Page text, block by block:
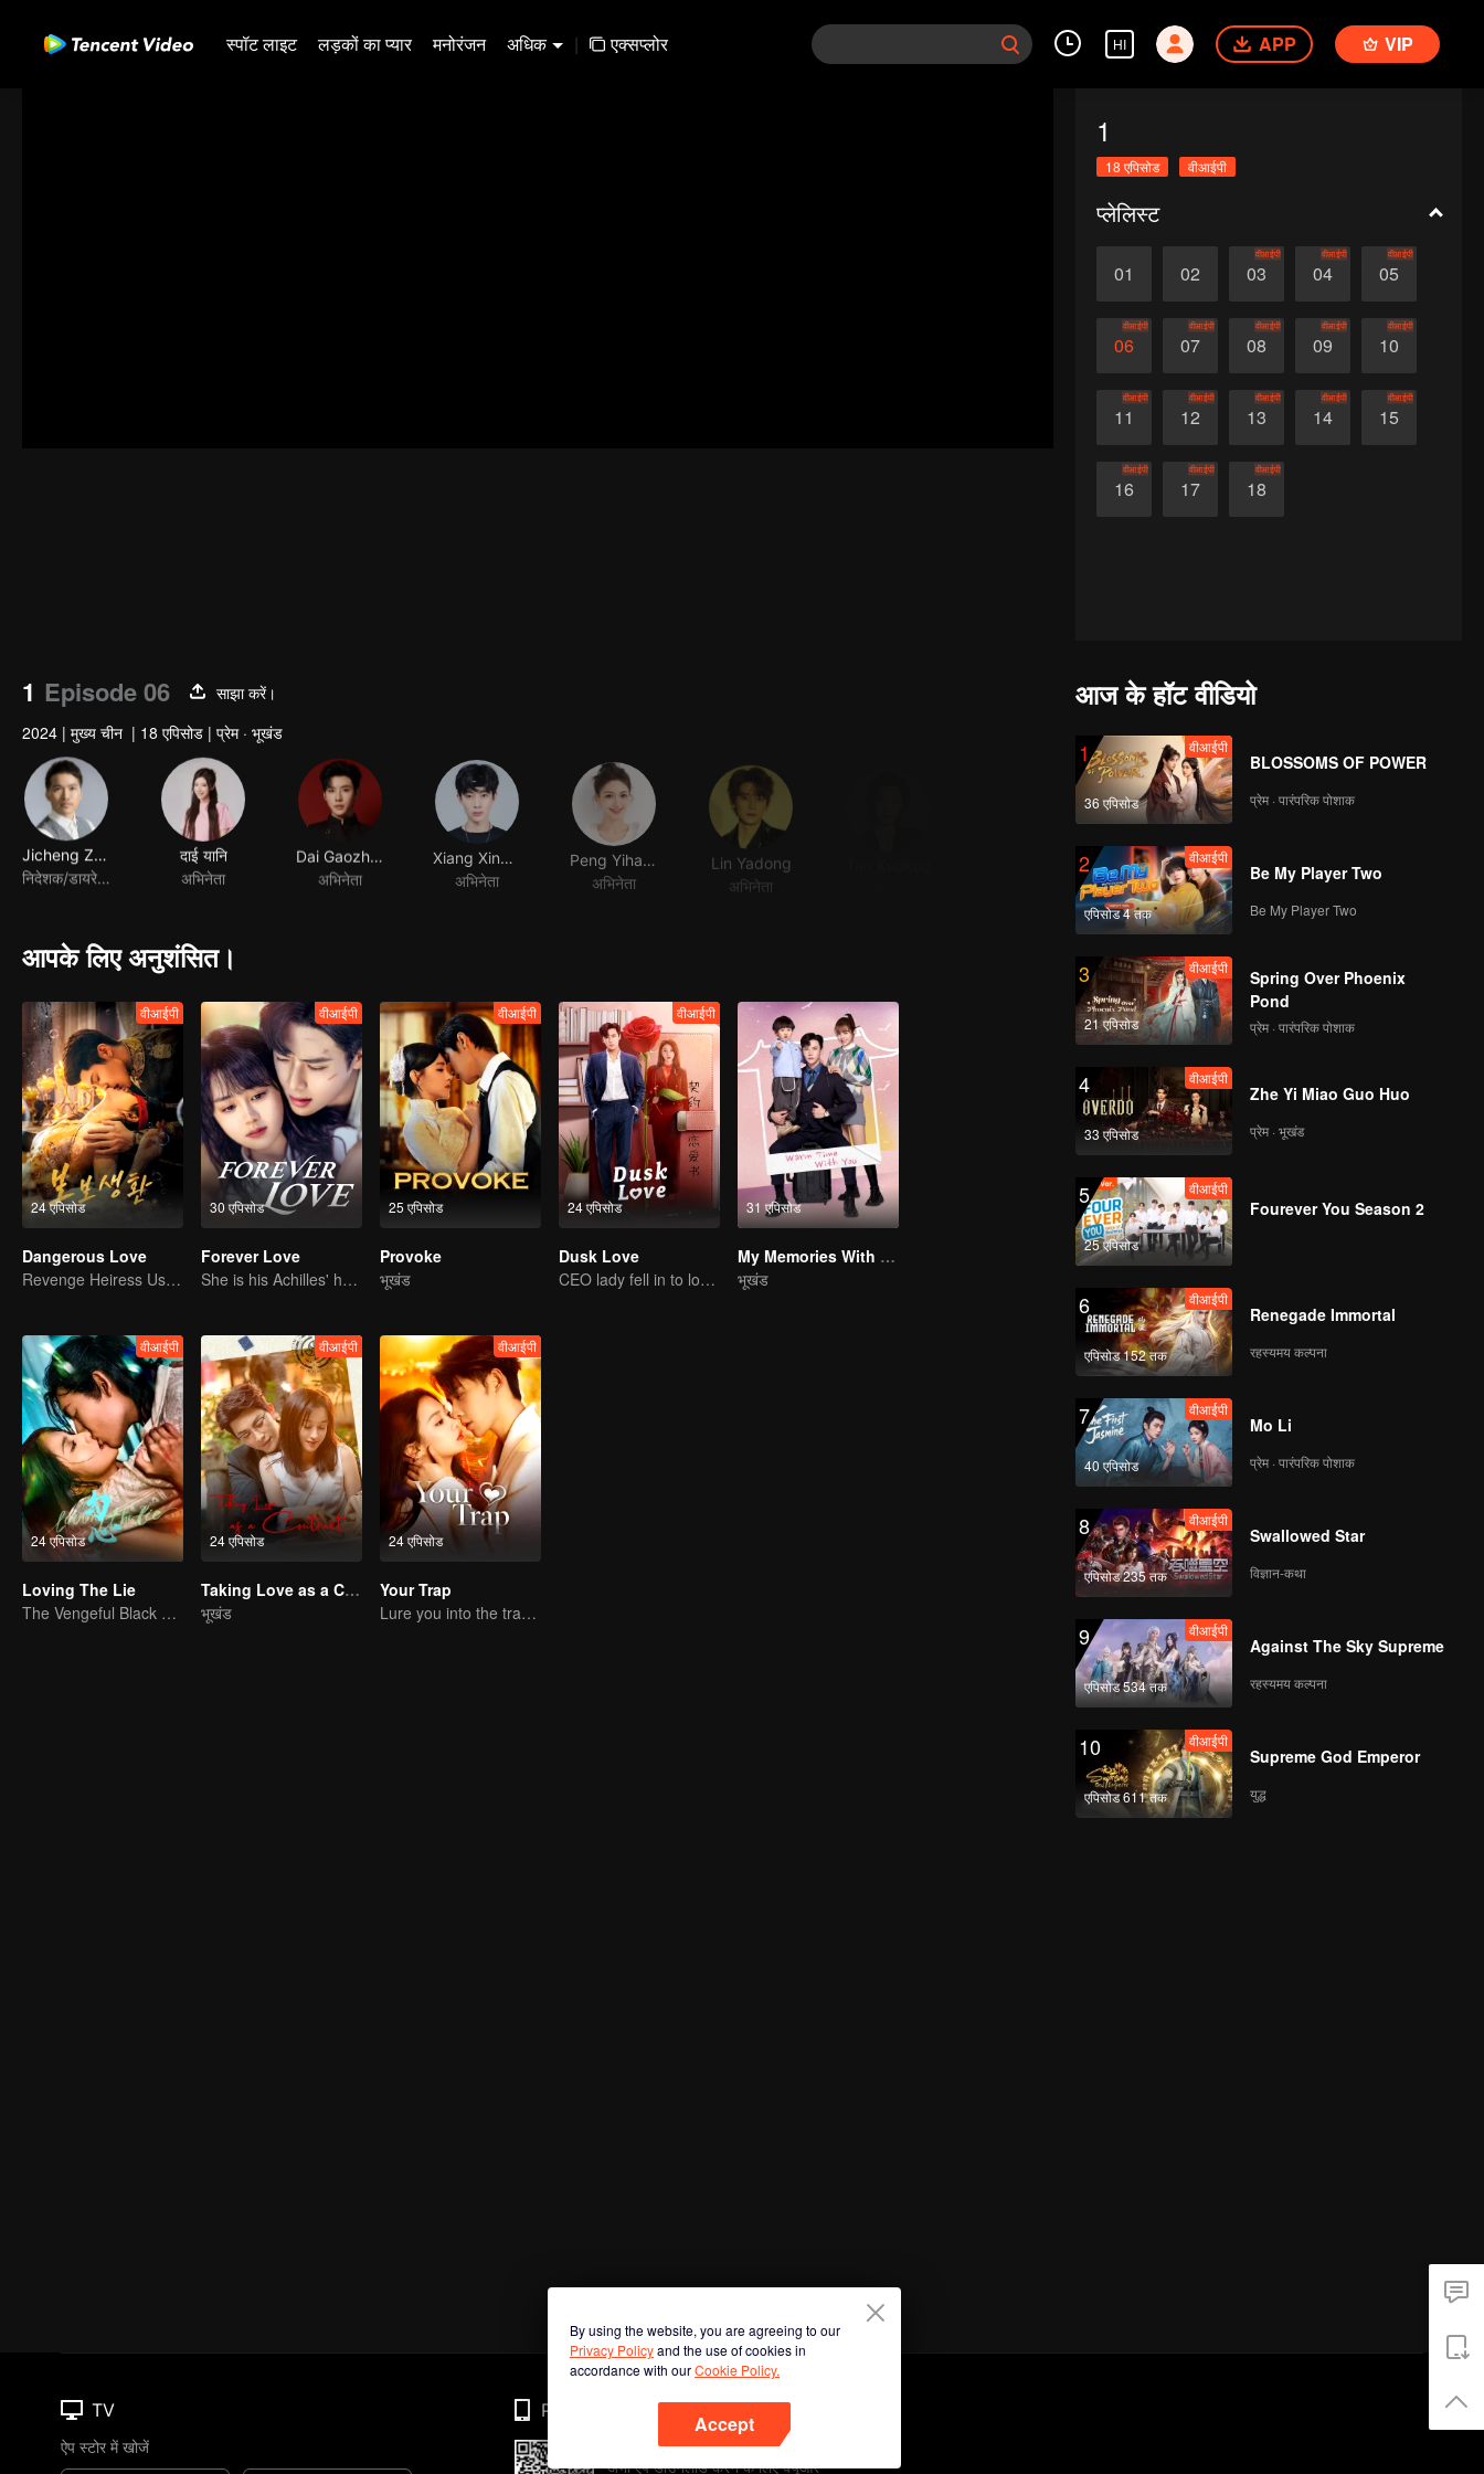
स्पॉट लाइट लड़कों का प्यार मनोरंजन अधिक | एक्सप्लोर HI APP VIP
1
18 एपिसोड वीआईपी
प्लेलिस्ट
01 02 03
वीआईपी
04
वीआईपी
05
वीआईपी
06
वीआईपी
07
वीआईपी
08
वीआईपी
09
वीआईपी
10
वीआईपी
11
वीआईपी
12
वीआईपी
13
वीआईपी
14
वीआईपी
15
वीआईपी
16
वीआईपी
17
वीआईपी
18
वीआईपी
1 Episode 06
साझा करें।
2024 | मुख्य चीन | 18 एपिसोड | प्रेम · भूखंड
Jicheng Zou
निदेशक/डायरेक्टर
दाई यानि
अभिनेता
अभिनेता
अभिनेता
अभिनेता
Lin Yadong
अभिनेता
आपके लिए अनुशंसित।
24 एपिसोड
वीआईपी
Dangerous Love
Revenge Heiress Use Marriage as Bait to Wed into a Wealthy Family
30 एपिसोड
वीआईपी
Forever Love
She is his Achilles' heel and his armor
25 एपिसोड
वीआईपी
Provoke
भूखंड
24 एपिसोड
वीआईपी
Dusk Love
CEO lady fell in to love contract
31 एपिसोड
My Memories With You
भूखंड
24 एपिसोड
वीआईपी
Loving The Lie
The Vengeful Black Lotus Falls for the Rogue Young Master
24 एपिसोड
वीआईपी
Taking Love as a Contract
भूखंड
24 एपिसोड
वीआईपी
Your Trap
Lure you into the trap with love as bait
आज के हॉट वीडियो
1
36 एपिसोड
वीआईपी
BLOSSOMS OF POWER
प्रेम · पारंपरिक पोशाक
2
एपिसोड 4 तक
वीआईपी
Be My Player Two
Be My Player Two
3
21 एपिसोड
वीआईपी
Spring Over Phoenix
Pond
प्रेम · पारंपरिक पोशाक
4
33 एपिसोड
वीआईपी
Zhe Yi Miao Guo Huo
प्रेम · भूखंड
5
25 एपिसोड
वीआईपी
Fourever You Season 2
6
एपिसोड 152 तक
वीआईपी
Renegade Immortal
रहस्यमय कल्पना
7
40 एपिसोड
वीआईपी
Mo Li
प्रेम · पारंपरिक पोशाक
8
एपिसोड 235 तक
वीआईपी
Swallowed Star
विज्ञान-कथा
9
एपिसोड 534 तक
वीआईपी
Against The Sky Supreme
रहस्यमय कल्पना
10
एपिसोड 611 तक
वीआईपी
Supreme God Emperor
युद्ध
By using the website, you are agreeing to our
Privacy Policyand the use of cookies in
accordance with ourCookie Policy.
Accept
TV
ऐप स्टोर में खोजें
Phone
अभी ऐप डाउनलोड करने के लिए क्यूआर